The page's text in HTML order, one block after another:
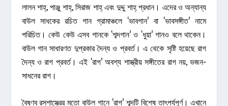
লালন শাহ্, পাঞ্জু শাহ্, সিরাজ শাহ্ এবং দুদ্দু শাহ্ প্রধান। এদের ও অন্যান্য
বাউল সাধকের রচিত গান গ্রামাঞ্চলে ‘ভাবগান’ বা ‘ভাবসঙ্গীত’ নামে
পরিচিত। কেউ কেউ এসব গানকে ‘শব্দগান’ ও ‘ধুয়া’ গানও বলে থাকেন।
বাউল গান সাধারণত দুপ্রকার দৈন্য ও প্রবর্ত। এ থেকে সৃষ্টি হয়েছে রাগ
দৈন্য ও রাগ প্রবর্ত। এই ‘রাগ’ অবশ্য শাস্ত্রীয় সঙ্গীতের রাগ নয়, ভজন-
সাধনের রাগ।
বৈষ্ণব রসশাস্ত্রের মতো বাউল গানে ‘রাগ’ শব্দটি বিশেষ তাৎপর্যপূর্ণ। এখানে